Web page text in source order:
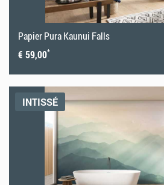
Papier Pura Kaunui Falls
€ 59,00*
INTISSÉ